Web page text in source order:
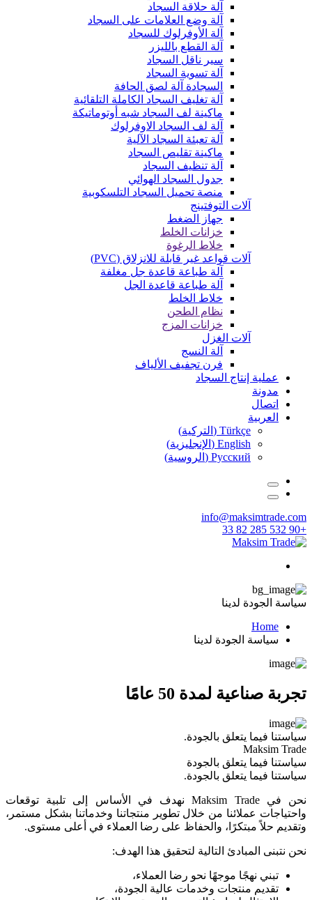
آلة حلاقة السجاد
آلة وضع العلامات على السجاد
آلة الأوفرلوك للسجاد
آلة القطع بالليزر
سير ناقل السجاد
آلة تسوية السجاد
السجادة آلة لصق الحافة
آلة تغليف السجاد الكاملة التلقائية
ماكينة لف السجاد شبه أوتوماتيكة
آلة لف السجاد الاوفرلوك
آلة تعبئة السجاد الآلية
ماكينة تقليص السجاد
آلة تنظيف السجاد
جدول السجاد الهوائي
منصة تحميل السجاد التلسكوبية
آلات التوفتينج
جهاز الضغط
خزانات الخلط
خلاط الرغوة
آلات قواعد غير قابلة للانزلاق (PVC)
آلة طباعة قاعدة جل مغلفة
آلة طباعة قاعدة الجل
خلاط الخلط
نظام الطحن
خزانات المزج
آلات الغزل
آلة النسج
فرن تجفيف الألياف
عملية إنتاج السجاد
مدونة
اتصال
العربية
Türkçe
( التركية)
English
( الإنجليزية)
Русский
( الروسية)
info@maksimtrade.com
+90 532 285 82 33
سياسة الجودة لدينا
Home
سياسة الجودة لدينا
تجربة صناعية لمدة 50 عامًا
سياستنا فيما يتعلق بالجودة.
Maksim Trade
سياستنا فيما يتعلق بالجودة
سياستنا فيما يتعلق بالجودة.
نحن في Maksim Trade نهدف في الأساس إلى تلبية توقعات
واحتياجات عملائنا من خلال تطوير منتجاتنا وخدماتنا بشكل مستمر،
وتقديم حلاً مبتكرًا، والحفاظ على رضا العملاء في أعلى مستوى.
نحن نتبنى المبادئ التالية لتحقيق هذا الهدف:
تبني نهجًا موجهًا نحو رضا العملاء،
تقديم منتجات وخدمات عالية الجودة،